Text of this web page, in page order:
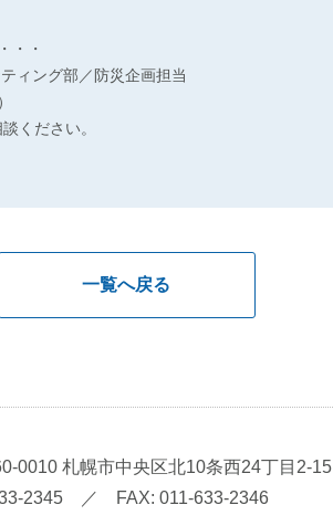
・・
ィング部／防災企画担当
ください。
一覧へ戻る
0010 札幌市中央区北10条西24丁目2-15
2345 ／ FAX: 011-633-2346